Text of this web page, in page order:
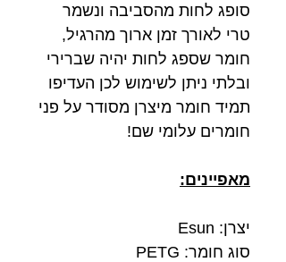
סופג לחות מהסביבה ונשמר
טרי לאורך זמן ארוך מהרגיל,
חומר שספג לחות יהיה שברירי
ובלתי ניתן לשימוש לכן העדיפו
תמיד חומר מיצרן מסודר על פני
חומרים עלומי שם!
מאפיינים:
יצרן: Esun
סוג חומר: PETG